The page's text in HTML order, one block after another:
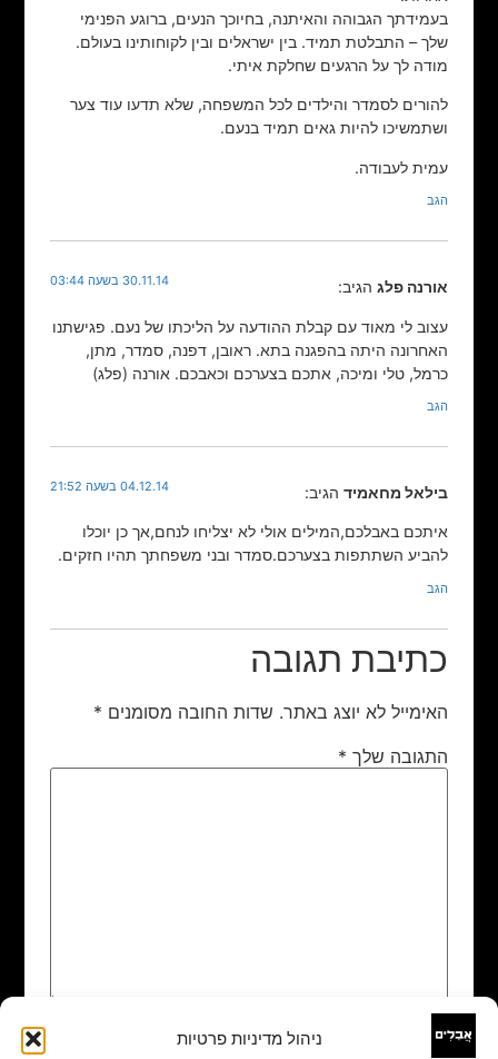
ניהול מדיניות פרטיות
בעמידתך הגבוהה והאיתנה, בחיוכך הנעים, ברוגע הפנימי
שלך – התבלטת תמיד. בין ישראלים ובין לקוחותינו בעולם.
מודה לך על הרגעים שחלקת איתי.
להורים לסמדר והילדים לכל המשפחה, שלא תדעו עוד צער
ושתמשיכו להיות גאים תמיד בנעם.
עמית לעבודה.
הגב
אורנה פלג הגיב: 30.11.14 בשעה 03:44
עצוב לי מאוד עם קבלת ההודעה על הליכתו של נעם. פגישתנו
האחרונה היתה בהפגנה בתא. ראובן, דפנה, סמדר, מתן,
כרמל, טלי ומיכה, אתכם בצערכם וכאבכם. אורנה (פלג)
הגב
בילאל מחאמיד הגיב: 04.12.14 בשעה 21:52
איתכם באבלכם,המילים אולי לא יצליחו לנחם,אך כן יוכלו
להביע השתתפות בצערכם.סמדר ובני משפחתך תהיו חזקים.
הגב
כתיבת תגובה
האימייל לא יוצג באתר. שדות החובה מסומנים *
התגובה שלך *
שם